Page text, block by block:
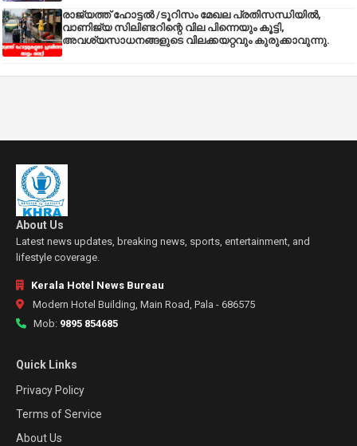
രാജ്യത്ത് ഹോട്ടൽ /ടൂറിസം മേഖല പ്രതിസന്ധിയിൽ,
വാണിജ്യ സിലിണ്ടറിന്റെ വില പിന്നെയും കൂട്ടി,
അവശ്യസാധനങ്ങളുടെ വിലക്കയറ്റവും കുരുക്കാവുന്നു.
About Us
Latest news updates, breaking news, sports, entertainment, and
lifestyle coverage.
Kerala Hotel News Bureau
Modern Hotel Building, Main Road, Pala - 686575
Mob: 9895 854685
Quick Links
Privacy Policy
Terms of Service
About Us